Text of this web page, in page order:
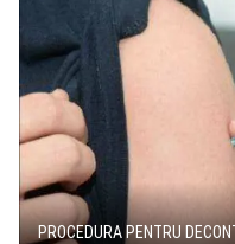
PROCEDURA PENTRU